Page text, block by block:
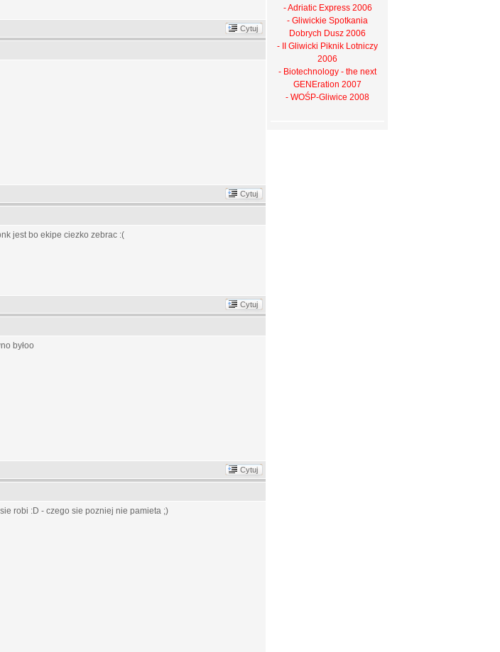
Cytuj
Cytuj
jest bo ekipe ciezko zebrac :(
Cytuj
byłoo
Cytuj
robi :D - czego sie pozniej nie pamieta ;)
- Adriatic Express 2006
- Gliwickie Spotkania
Dobrych Dusz 2006
- II Gliwicki Piknik Lotniczy
2006
- Biotechnology - the next
GENEration 2007
- WOŚP-Gliwice 2008